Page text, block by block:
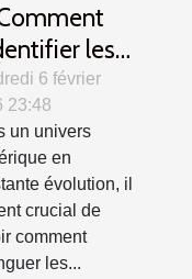
les
de
et
fiables ?
6 février
23:48
un univers
en
évolution, il
crucial de
comment
les...